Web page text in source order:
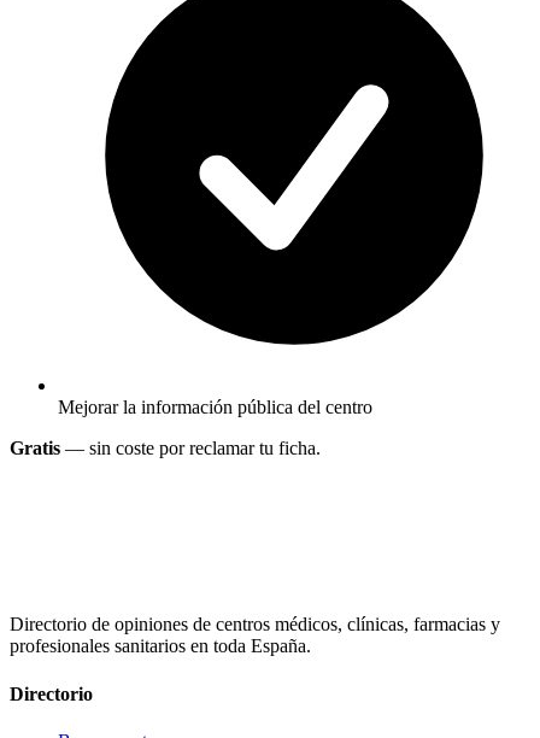
Mejorar la información pública del centro
Gratis — sin coste por reclamar tu ficha.
Directorio de opiniones de centros médicos, clínicas, farmacias y
profesionales sanitarios en toda España.
Directorio